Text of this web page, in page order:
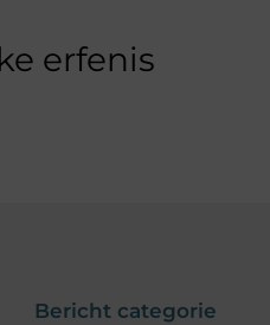
erfenis
Bericht categorie